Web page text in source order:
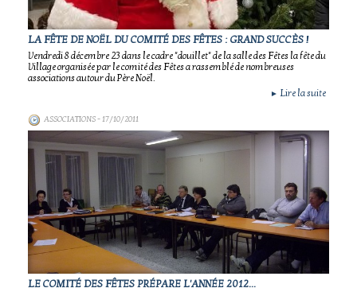
LA FÊTE DE NOËL DU COMITÉ DES FÊTES : GRAND SUCCÈS !
Vendredi 8 décembre 23 dans le cadre "douillet" de la salle des Fêtes la fête du
Village organisée par le comité des Fêtes a rassemblé de nombreuses
associations autour du Père Noël.
► Lire la suite
ASSOCIATIONS- 17/10/2011
LE COMITÉ DES FÊTES PRÉPARE L'ANNÉE 2012...